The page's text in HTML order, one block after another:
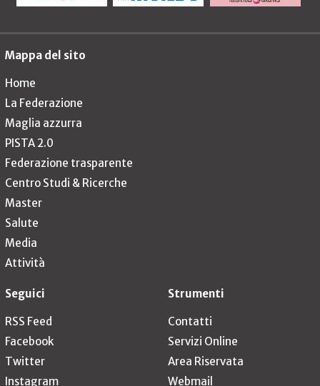
Mappa del sito
Home
La Federazione
Maglia azzurra
PISTA 2.0
Federazione trasparente
Centro Studi & Ricerche
Master
Salute
Media
Attività
Seguici
RSS Feed
Facebook
Twitter
Instagram
Strumenti
Contatti
Servizi Online
Area Riservata
Webmail